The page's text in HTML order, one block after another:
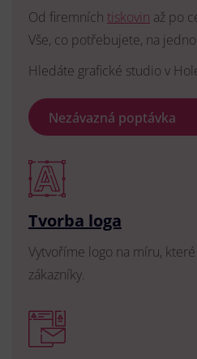
Od firemních tiskovin až po
Vše, co potřebujete, na
Hledáte grafické studio v
Nezávazná poptávka
Tvorba loga
Vytvoříme logo na míru,
zákazníky.